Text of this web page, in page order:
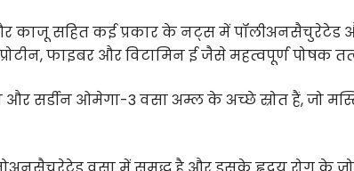
काजू सहित कई प्रकार के नट्स में पॉलीअनसैचुरेटेड
फाइबर और विटामिन ई जैसे महत्वपूर्ण पोषक
सर्डीन ओमेगा-3 वसा अम्ल के अच्छे स्रोत हैं, जो